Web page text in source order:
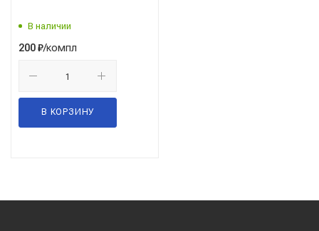
В наличии
200₽/компл
В КОРЗИНУ